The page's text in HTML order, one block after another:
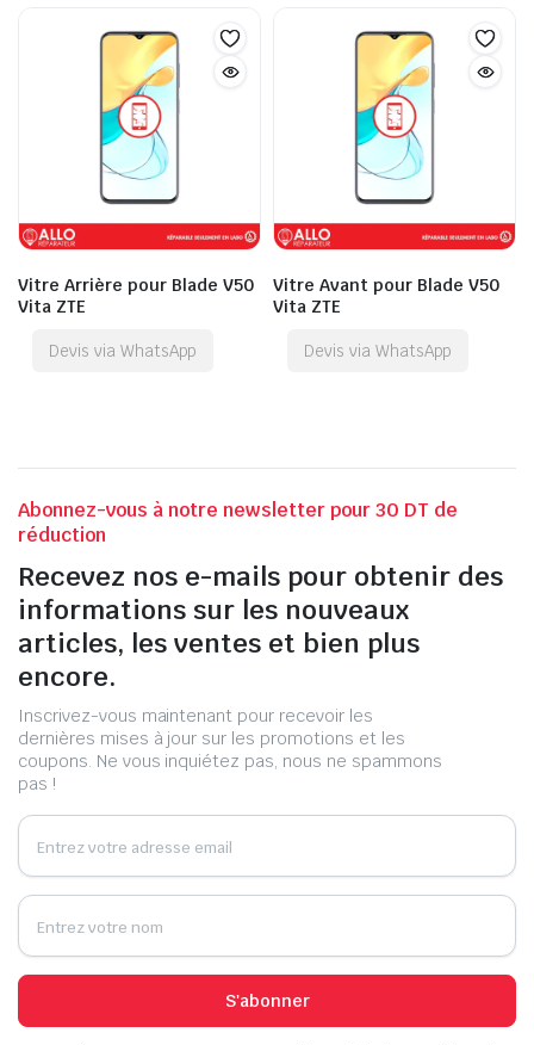
Vitre Arrière pour Blade V50
Vita ZTE
Devis via WhatsApp
Vitre Avant pour Blade V50
Vita ZTE
Devis via WhatsApp
Abonnez-vous à notre newsletter pour 30 DT de
réduction
Recevez nos e-mails pour obtenir des
informations sur les nouveaux
articles, les ventes et bien plus
encore.
Inscrivez-vous maintenant pour recevoir les
dernières mises à jour sur les promotions et les
coupons. Ne vous inquiétez pas, nous ne spammons
pas !
S'abonner